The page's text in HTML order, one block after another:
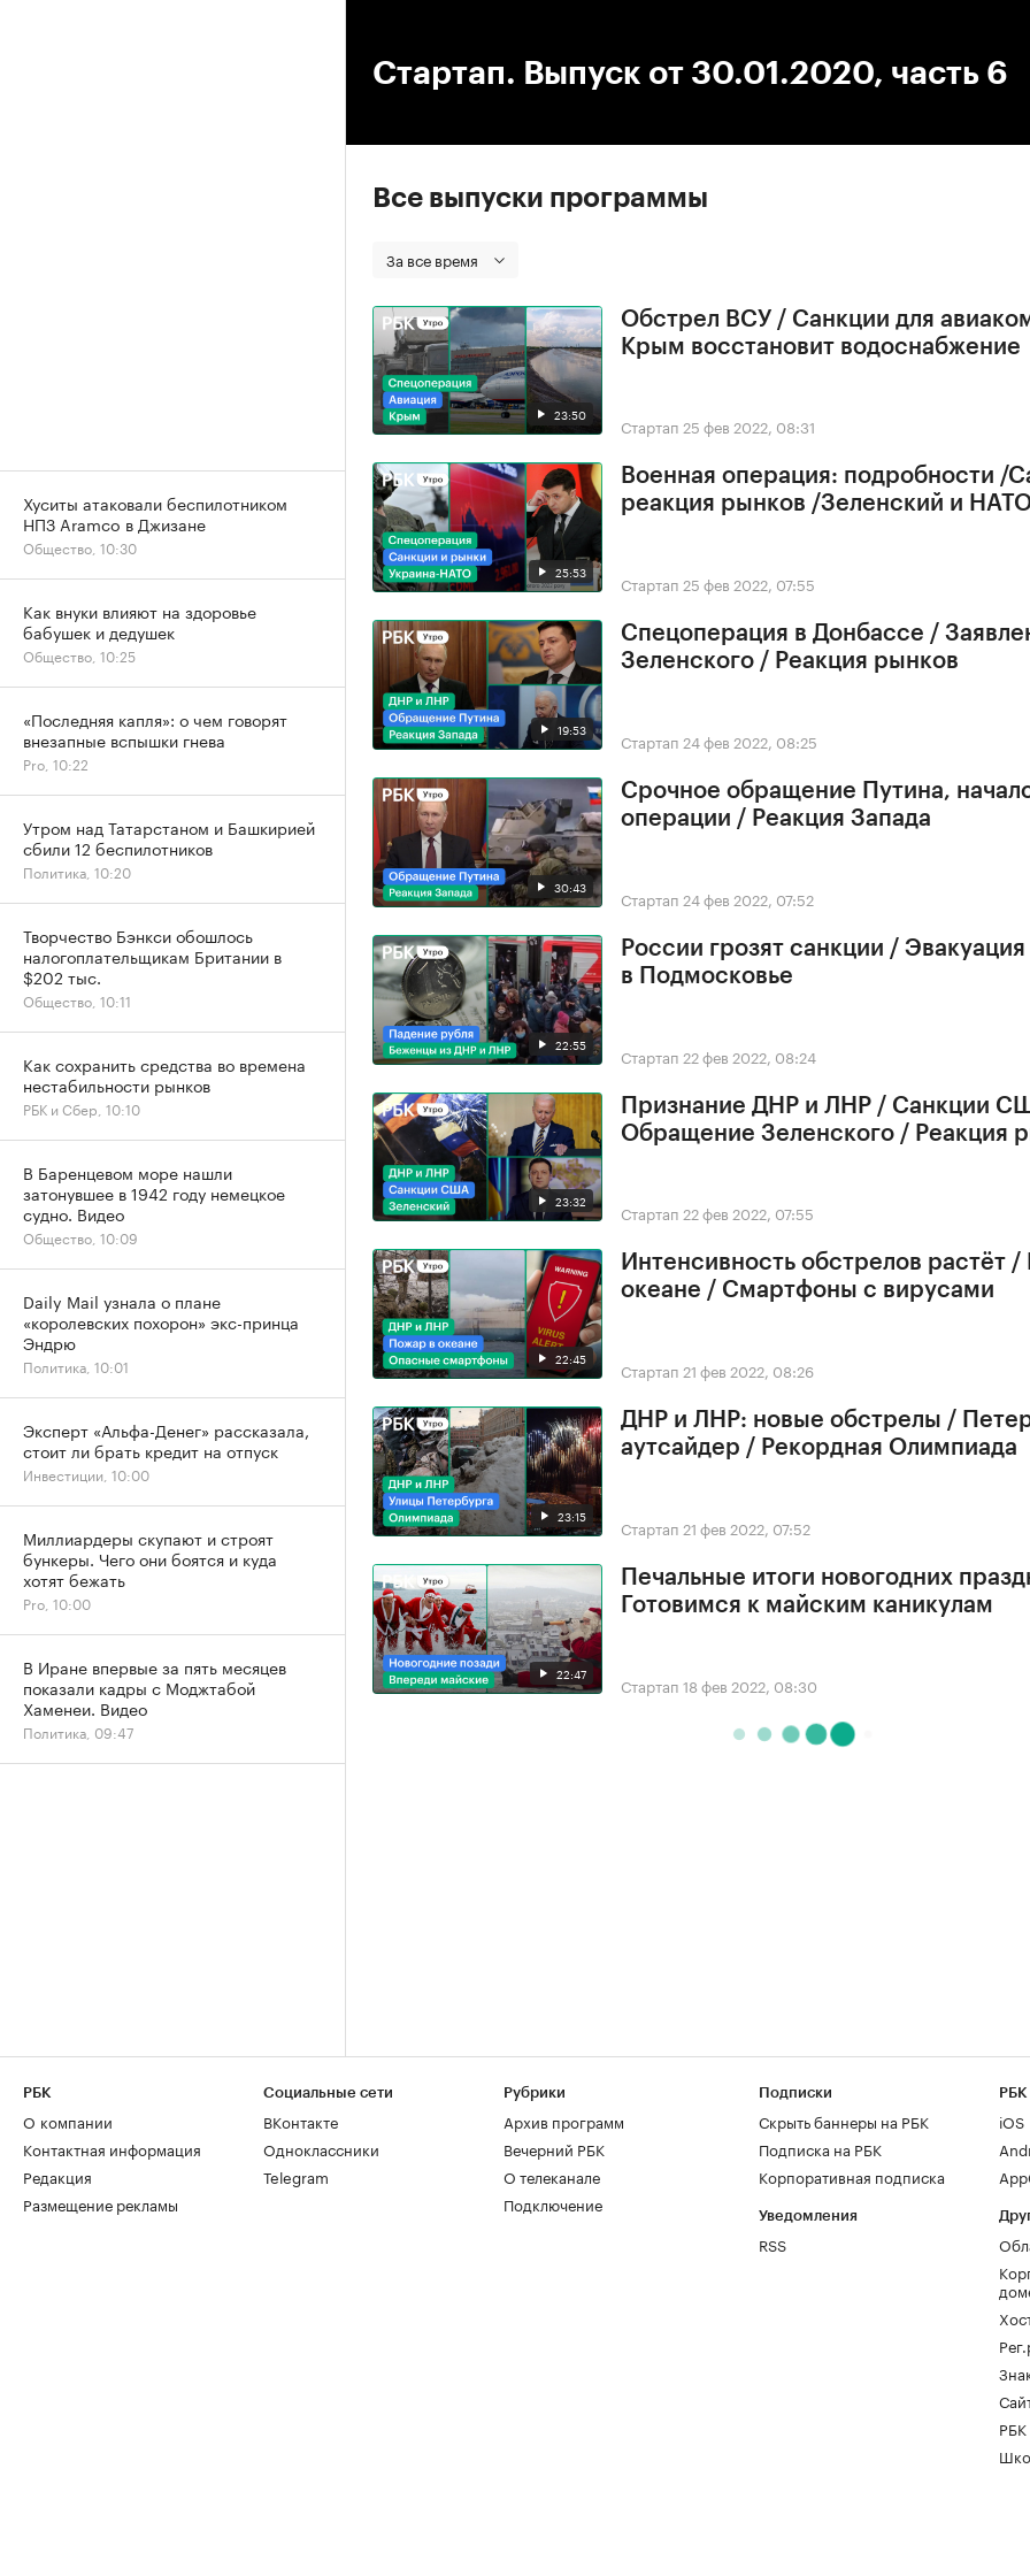
Стартап. Выпуск от 30.01.2020, часть 6
Все выпуски программы
За все время
23:50
Обстрел ВСУ / Санкции для
Крым восстановит водоснабжение
Стартап 25 фев 2022, 08:31
25:53
Военная операция: подробности /
реакция рынков /Зеленский и
Стартап 25 фев 2022, 07:55
19:53
Спецоперация в Донбассе /
Зеленского / Реакция рынков
Стартап 24 фев 2022, 08:25
30:43
Срочное обращение Путина,
операции / Реакция Запада
Стартап 24 фев 2022, 07:52
22:55
России грозят санкции /
в Подмосковье
Стартап 22 фев 2022, 08:24
23:32
Признание ДНР и ЛНР / Санкции
Обращение Зеленского / Реакция
Стартап 22 фев 2022, 07:55
22:45
Интенсивность обстрелов растёт
океане / Смартфоны с вирусами
Стартап 21 фев 2022, 08:26
23:15
ДНР и ЛНР: новые обстрелы /
аутсайдер / Рекордная Олимпиада
Стартап 21 фев 2022, 07:52
22:47
Печальные итоги новогодних
Готовимся к майским каникулам
Стартап 18 фев 2022, 08:30
Хуситы атаковали беспилотником
НПЗ Aramco в Джизане
Общество, 10:30
Как внуки влияют на здоровье
бабушек и дедушек
Общество, 10:25
«Последняя капля»: о чем говорят
внезапные вспышки гнева
Pro, 10:22
Утром над Татарстаном и Башкирией
сбили 12 беспилотников
Политика, 10:20
Творчество Бэнкси обошлось
налогоплательщикам Британии в
$202 тыс.
Общество, 10:11
Как сохранить средства во времена
нестабильности рынков
РБК и Сбер, 10:10
В Баренцевом море нашли
затонувшее в 1942 году немецкое
судно. Видео
Общество, 10:09
Daily Mail узнала о плане
«королевских похорон» экс-принца
Эндрю
Политика, 10:01
Эксперт «Альфа-Денег» рассказала,
стоит ли брать кредит на отпуск
Инвестиции, 10:00
Миллиардеры скупают и строят
бункеры. Чего они боятся и куда
хотят бежать
Pro, 10:00
В Иране впервые за пять месяцев
показали кадры с Моджтабой
Хаменеи. Видео
Политика, 09:47
РБК
О компании
Контактная информация
Редакция
Размещение рекламы
Социальные сети
ВКонтакте
Одноклассники
Telegram
Рубрики
Архив программ
Вечерний РБК
О телеканале
Подключение
Подписки
Скрыть баннеры на РБК
Подписка на РБК
Корпоративная подписка
Уведомления
RSS
РБК
iOS